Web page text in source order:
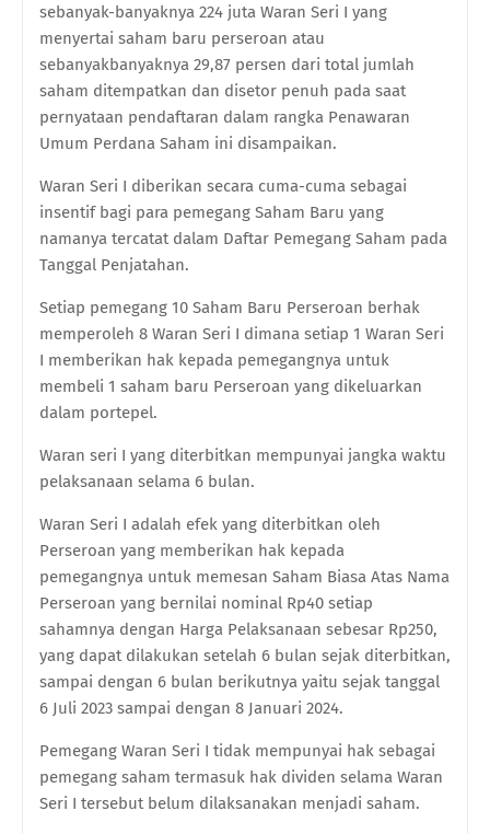
sebanyak-banyaknya 224 juta Waran Seri I yang
menyertai saham baru perseroan atau
sebanyakbanyaknya 29,87 persen dari total jumlah
saham ditempatkan dan disetor penuh pada saat
pernyataan pendaftaran dalam rangka Penawaran
Umum Perdana Saham ini disampaikan.
Waran Seri I diberikan secara cuma-cuma sebagai
insentif bagi para pemegang Saham Baru yang
namanya tercatat dalam Daftar Pemegang Saham pada
Tanggal Penjatahan.
Setiap pemegang 10 Saham Baru Perseroan berhak
memperoleh 8 Waran Seri I dimana setiap 1 Waran Seri
I memberikan hak kepada pemegangnya untuk
membeli 1 saham baru Perseroan yang dikeluarkan
dalam portepel.
Waran seri I yang diterbitkan mempunyai jangka waktu
pelaksanaan selama 6 bulan.
Waran Seri I adalah efek yang diterbitkan oleh
Perseroan yang memberikan hak kepada
pemegangnya untuk memesan Saham Biasa Atas Nama
Perseroan yang bernilai nominal Rp40 setiap
sahamnya dengan Harga Pelaksanaan sebesar Rp250,
yang dapat dilakukan setelah 6 bulan sejak diterbitkan,
sampai dengan 6 bulan berikutnya yaitu sejak tanggal
6 Juli 2023 sampai dengan 8 Januari 2024.
Pemegang Waran Seri I tidak mempunyai hak sebagai
pemegang saham termasuk hak dividen selama Waran
Seri I tersebut belum dilaksanakan menjadi saham.